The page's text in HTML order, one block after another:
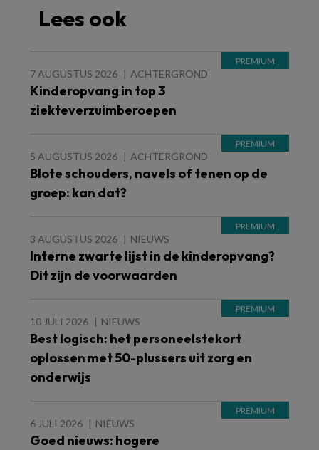
Lees ook
7 AUGUSTUS 2026 ACHTERGROND
Kinderopvang in top 3
ziekteverzuimberoepen
5 AUGUSTUS 2026 ACHTERGROND
Blote schouders, navels of tenen op de
groep: kan dat?
3 AUGUSTUS 2026 NIEUWS
Interne zwarte lijst in de kinderopvang?
Dit zijn de voorwaarden
10 JULI 2026 NIEUWS
Best logisch: het personeelstekort
oplossen met 50-plussers uit zorg en
onderwijs
6 JULI 2026 NIEUWS
Goed nieuws: hogere